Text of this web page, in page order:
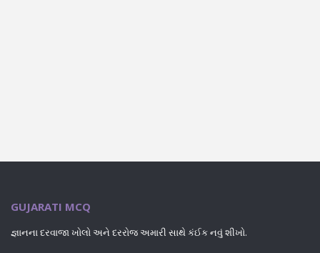
GUJARATI MCQ
જ્ઞાનના દરવાજા ખોલો અને દરરોજ અમારી સાથે કંઈક નવું શીખો.